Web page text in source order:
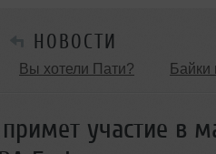
НОВОСТИ
Вы хотели Пати? Байки
участие в